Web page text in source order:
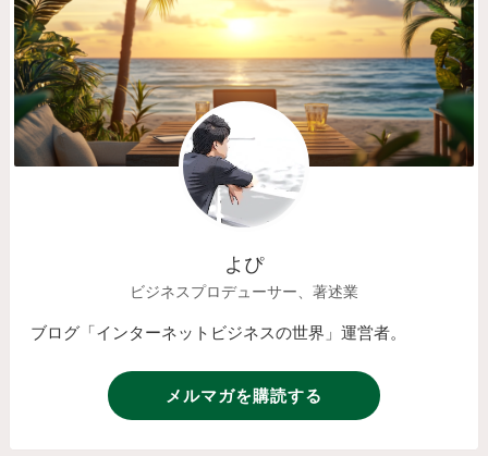
よぴ
ビジネスプロデューサー、著述業
ブログ「インターネットビジネスの世界」運営者。
メルマガを購読する